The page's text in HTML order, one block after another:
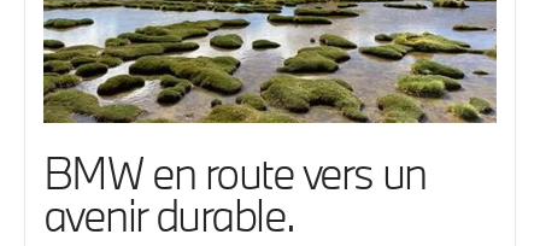
BMW en route vers un
avenir durable.